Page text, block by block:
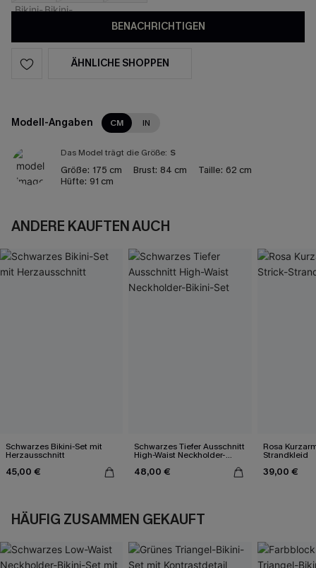
BENACHRICHTIGEN
ÄHNLICHE SHOPPEN
Modell-Angaben CM IN
Das Model trägt die Größe: S
Größe: 175 cm Brust: 84 cm Taille: 62 cm
Hüfte: 91 cm
ANDERE KAUFTEN AUCH
Schwarzes Bikini-Set mit
Herzausschnitt
45,00 €
Schwarzes Tiefer Ausschnitt
High-Waist Neckholder-
Bikini-Set
48,00 €
Rosa
Strandkleid
39,00 €
HÄUFIG ZUSAMMEN GEKAUFT